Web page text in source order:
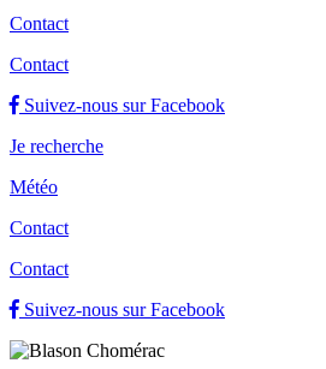
Contact
Contact
Suivez-nous sur Facebook
Je recherche
Météo
Contact
Contact
Suivez-nous sur Facebook